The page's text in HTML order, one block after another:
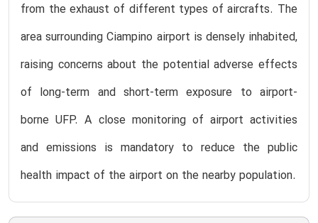
from the exhaust of different types of aircrafts. The
area surrounding Ciampino airport is densely inhabited,
raising concerns about the potential adverse effects
of long-term and short-term exposure to airport-
borne UFP. A close monitoring of airport activities
and emissions is mandatory to reduce the public
health impact of the airport on the nearby population.